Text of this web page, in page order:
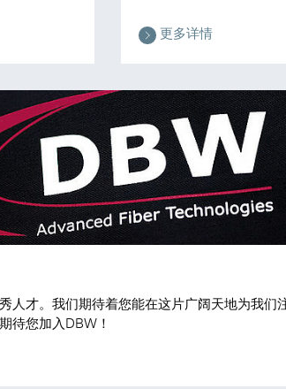
更多详情
人才。我们期待着您能在这片广阔天地为我们
待您加入DBW！